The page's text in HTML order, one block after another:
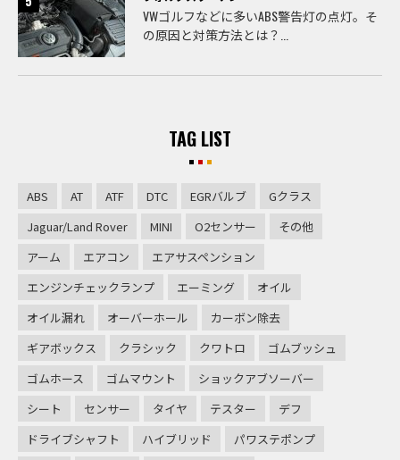
VWゴルフなどに多いABS警告灯の点灯。そ
の原因と対策方法とは？...
TAG LIST
ABS AT ATF DTC EGRバルブ
Gクラス
Jaguar/Land Rover
MINI O2センサー
その他
アーム
エアコン
エアサスペンション
エンジンチェックランプ
エーミング
オイル
オイル漏れ
オーバーホール
カーボン除去
ギアボックス
クラシック クワトロ
ゴムブッシュ
ゴムホース
ゴムマウント
ショックアブソーバー
シート
センサー タイヤ テスター
デフ
ドライブシャフト
ハイブリッド
パワステポンプ